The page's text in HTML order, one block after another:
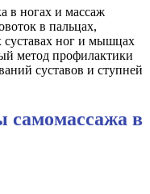
в ногах и массаж
в пальцах,
суставах ног и мышцах
метод профилактики
суставов и ступней
самомассажа в